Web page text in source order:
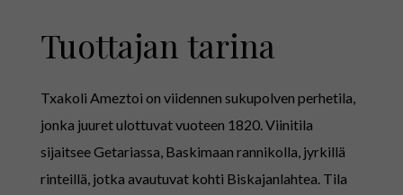
Tuottajan tarina
Txakoli Ameztoi on viidennen sukupolven perhetila,
jonka juuret ulottuvat vuoteen 1820. Viinitila
sijaitsee Getariassa, Baskimaan rannikolla, jyrkillä
rinteillä, jotka avautuvat kohti Biskajanlahtea. Tila